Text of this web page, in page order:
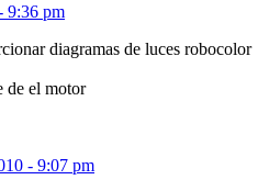
9:36 pm
diagramas de luces robocolor
de el motor
- 9:07 pm